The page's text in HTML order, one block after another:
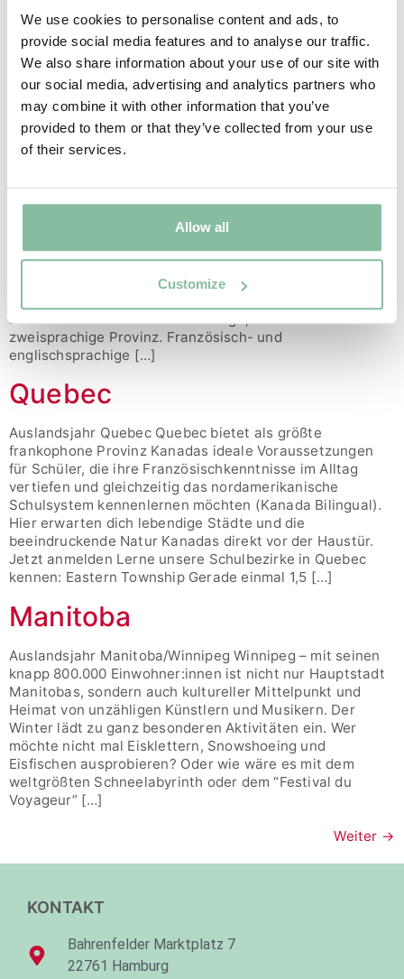
We use cookies to personalise content and ads, to
provide social media features and to analyse our traffic.
We also share information about your use of our site with
our social media, advertising and analytics partners who
may combine it with other information that you’ve
provided to them or that they’ve collected from your use
of their services.
Allow all
Customize
Insel im Atlantik und besticht durch ein vom Meer
geprägtes, mildes Klima. Wie an einer Perlenkette reihen
sich die Orte entlang der Atlantikküste. Durch die
Vielzahl der Schulen können wir sicherstellen, dass deine
Hobbies und Interessen, denen du nachgehen möchtest,
angeboten werden. Jetzt anmelden Nova Scotia
verspricht […]
Auslandsjahr New Brunswick New Brunswick grenzt
direkt an New England, Québéc und Nova Scotia.
Tatsächlich gehören die feinen Sandstrände von New
Brunswick zu den wärmsten Küsten Kanadas, die zum
Baden geradezu einladen. Außerdem hat New Brunswick
New Brunswick ist Kanadas einzige, offiziell
zweisprachige ­Provinz. Französisch- und
englischsprachige […]
Quebec
Auslandsjahr Quebec Quebec bietet als größte
frankophone Provinz Kanadas ideale Voraussetzungen
für Schüler, die ihre Französischkenntnisse im Alltag
vertiefen und gleichzeitig das nordamerikanische
Schulsystem kennenlernen möchten (Kanada Bilingual).
Hier erwarten dich lebendige Städte und die
beeindruckende Natur Kanadas direkt vor der Haustür.
Jetzt anmelden Lerne unsere Schulbezirke in Quebec
kennen: Eastern Township Gerade einmal 1,5 […]
Manitoba
Auslandsjahr Manitoba/Winnipeg Winnipeg – mit seinen
knapp 800.000 Einwohner:innen ist nicht nur Hauptstadt
Manitobas, sondern auch kultureller Mittelpunkt und
Heimat von unzähligen Künstlern und Musikern. Der
Winter lädt zu ganz besonderen Aktivitäten ein. Wer
möchte nicht mal Eisklettern, Snowshoeing und
Eisfischen ausprobieren? Oder wie wäre es mit dem
weltgrößten Schneelabyrinth oder dem “Festival du
Voyageur” […]
Weiter →
KONTAKT
Bahrenfelder Marktplatz 7
22761 Hamburg